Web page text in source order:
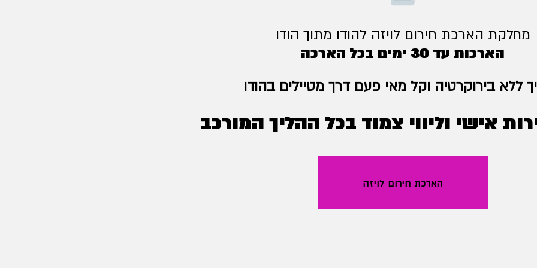
מחלקת הארכת חירום לויזה להודו מתוך הודו
הארכות עד 30 ימים בכל הארכה
ללא בירוקרטיה וקל מאי פעם דרך מטיילים בהודו
אישי וליווי צמוד בכל ההליך המורכב
הארכת חירום לויזה